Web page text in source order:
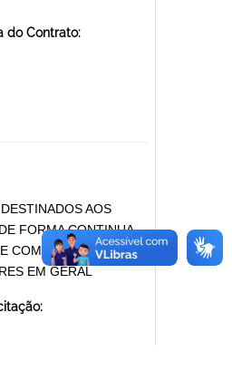
do Contrato:
AOS
FORMA CONTINUA
COMPRAS Nº 03-
EM GERAL